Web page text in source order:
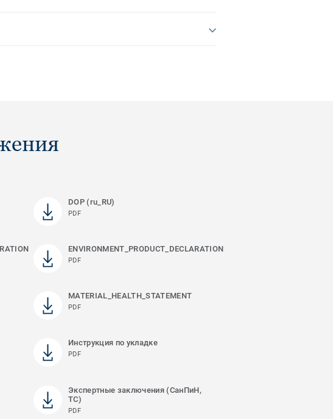
DOP (ru_RU)
PDF
ENVIRONMENT_PRODUCT_DECLARATION
PDF
MATERIAL_HEALTH_STATEMENT
PDF
Инструкция по укладке
PDF
Экспертные заключения (СанПиН,
ТС)
PDF